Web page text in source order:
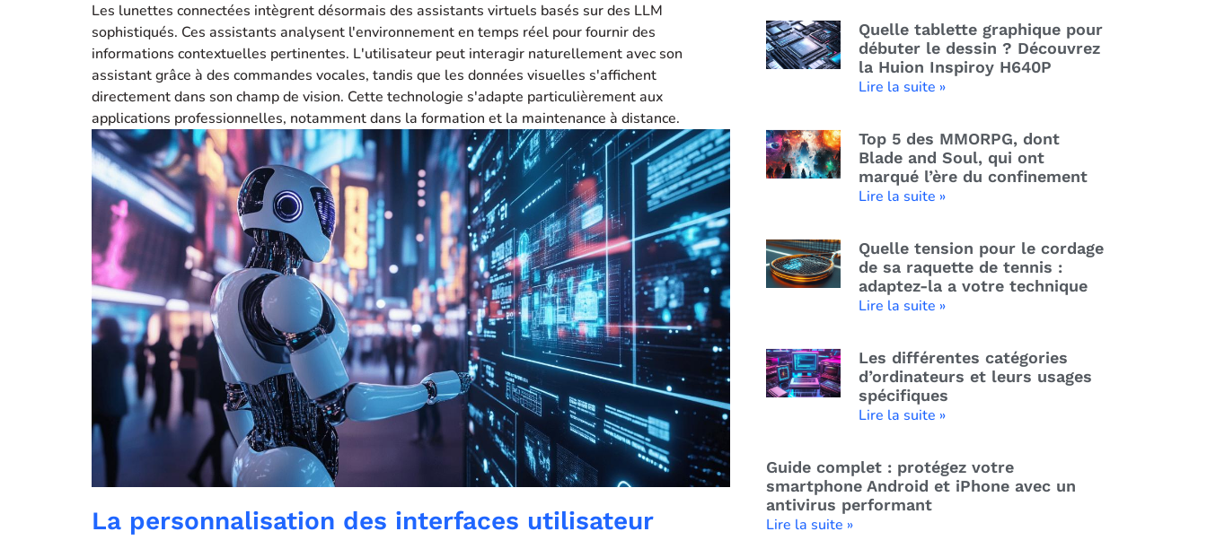
Les lunettes connectées intègrent désormais des assistants virtuels basés sur des LLM
sophistiqués. Ces assistants analysent l'environnement en temps réel pour fournir des
informations contextuelles pertinentes. L'utilisateur peut interagir naturellement avec son
assistant grâce à des commandes vocales, tandis que les données visuelles s'affichent
directement dans son champ de vision. Cette technologie s'adapte particulièrement aux
applications professionnelles, notamment dans la formation et la maintenance à distance.
La personnalisation des interfaces utilisateur
Quelle tablette graphique pour
débuter le dessin ? Découvrez
la Huion Inspiroy H640P
Lire la suite »
Top 5 des MMORPG, dont
Blade and Soul, qui ont
marqué l’ère du confinement
Lire la suite »
Quelle tension pour le cordage
de sa raquette de tennis :
adaptez-la a votre technique
Lire la suite »
Les différentes catégories
d’ordinateurs et leurs usages
spécifiques
Lire la suite »
Guide complet : protégez votre
smartphone Android et iPhone avec un
antivirus performant
Lire la suite »